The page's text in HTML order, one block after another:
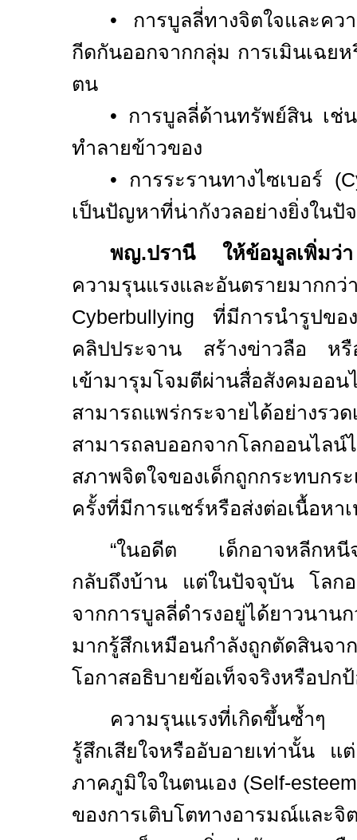
• การบูลลี่ทางจิตใจและ
กีดกันออกจากกลุ่ม การเมินเฉ
ตน
• การบูลลี่ด้านทรัพย์สิน เ
ทำลายข้าวของ
• การระรานทางไซเบอร์ (
เป็นปัญหาที่น่ากังวลอย่างยิ่งในปั
พญ.ปรานี ให้ข้อมูลเพิ่มว่า
ความรุนแรงและอันตรายมาก
Cyberbullying ที่มีการนำรูปขอ
คลิปประจาน สร้างข่าวลือ หรื
เข้ามารุมโจมตีผ่านสื่อสังคม
สามารถแพร่กระจายได้อย่า
สามารถลบออกจากโลกออนไ
สภาพจิตใจของเด็กถูกกระทบกร
ครั้งที่มีการแชร์หรือส่งต่อเนื้อหา
“ในอดีต เด็กอาจหลีกหนีจ
กลับถึงบ้าน แต่ในปัจจุบัน โลก
จากการบูลลี่ดำรงอยู่ได้ยาวนา
มากรู้สึกเหมือนกำลังถูกตัดสิน
โอกาสอธิบายข้อเท็จจริงหรือปกป้
ความรุนแรงที่เกิดขึ้นซ้ำๆ
รู้สึกเสียใจหรืออับอายเท่านั้น แ
ภาคภูมิใจในตนเอง (Self-
ของการเติบโตทางอารมณ์และ